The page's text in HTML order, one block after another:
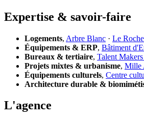
Expertise & savoir-faire
Logements, Arbre Blanc · Le
Équipements & ERP, Bâtiment
Bureaux & tertiaire, Talent
Projets mixtes & urbanisme, Mille
Équipements culturels, Centre
Architecture durable &
L'agence